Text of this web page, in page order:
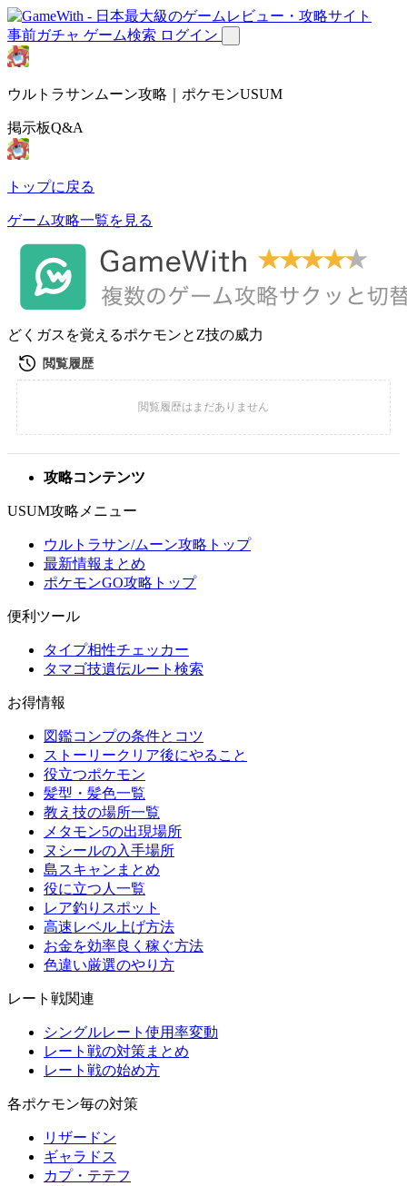
事前ガチャ ゲーム検索 ログイン
ウルトラサンムーン攻略｜ポケモンUSUM
掲示板Q&A
トップに戻る
ゲーム攻略一覧を見る
どくガスを覚えるポケモンとZ技の威力
攻略コンテンツ
USUM攻略メニュー
ウルトラサン/ムーン攻略トップ
最新情報まとめ
ポケモンGO攻略トップ
便利ツール
タイプ相性チェッカー
タマゴ技遺伝ルート検索
お得情報
図鑑コンプの条件とコツ
ストーリークリア後にやること
役立つポケモン
髪型・髪色一覧
教え技の場所一覧
メタモン5の出現場所
ヌシールの入手場所
島スキャンまとめ
役に立つ人一覧
レア釣りスポット
高速レベル上げ方法
お金を効率良く稼ぐ方法
色違い厳選のやり方
レート戦関連
シングルレート使用率変動
レート戦の対策まとめ
レート戦の始め方
各ポケモン毎の対策
リザードン
ギャラドス
カプ・テテフ